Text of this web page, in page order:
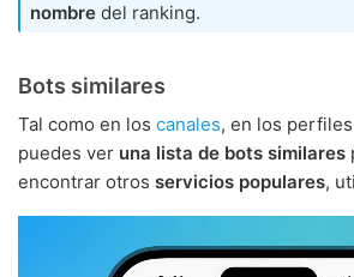
nombre del ranking.
Bots similares
Tal como en los canales, en los
puedes ver una lista de bots similares
encontrar otros servicios populares,